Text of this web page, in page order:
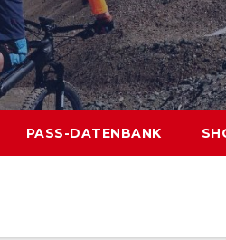
PASS-DATENBANK